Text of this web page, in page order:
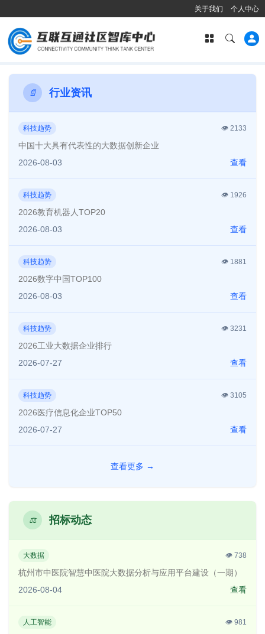
关于我们 个人中心
📄 行业资讯
科技趋势 👁️ 2133
中国十大具有代表性的大数据创新企业
2026-08-03
查看
科技趋势 👁️ 1926
2026教育机器人TOP20
2026-08-03
查看
科技趋势 👁️ 1881
2026数字中国TOP100
2026-08-03
查看
科技趋势 👁️ 3231
2026工业大数据企业排行
2026-07-27
查看
科技趋势 👁️ 3105
2026医疗信息化企业TOP50
2026-07-27
查看
查看更多 →
⚖️ 招标动态
大数据 👁️ 738
杭州市中医院智慧中医院大数据分析与应用平台建设（一期）
2026-08-04
查看
人工智能 👁️ 981